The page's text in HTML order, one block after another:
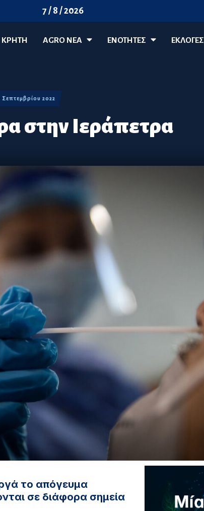
7 / 8 / 2026
ΚΡΗΤΗ AGRO ΝΈΑ ΕΝΟΤΗΤΕΣ ΕΚΛΟΓΕΣ
στην Ιεράπετρα
2022
το απόγευμα
σε διάφορα σημεία